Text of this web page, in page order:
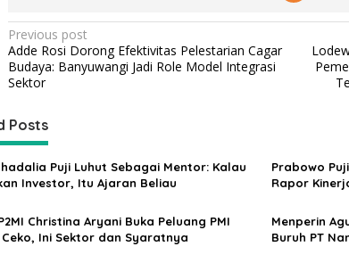
P
o
s
t
n
a
v
i
g
Previous post
​Adde Rosi Dorong Efektivitas Pelestarian Cagar
Budaya: Banyuwangi Jadi Role Model Integrasi
Sektor
Posts
Puji Luhut Sebagai Mentor: Kalau
Investor, Itu Ajaran Beliau
Prabowo
Rapor
Christina Aryani Buka Peluang PMI
Ceko, Ini Sektor dan Syaratnya
Menperin
Buruh PT